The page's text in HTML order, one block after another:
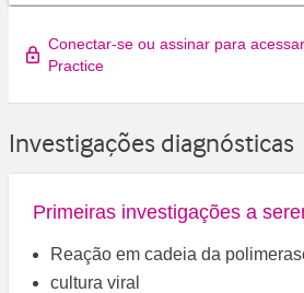
Conectar-se ou assinar para
Practice
Investigações diagnósticas
Primeiras investigações a
Reação em cadeia da
cultura viral